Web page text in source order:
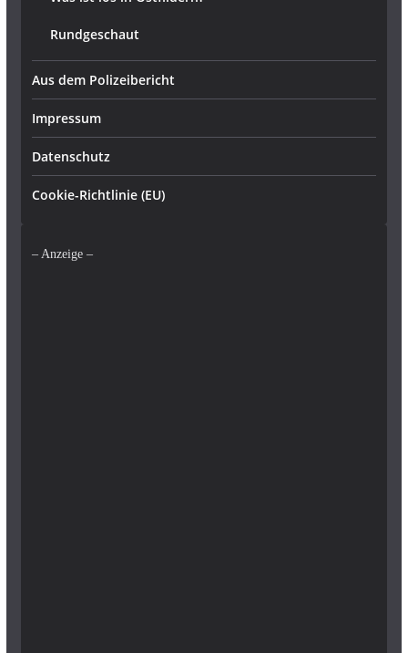
Rundgeschaut
Aus dem Polizeibericht
Impressum
Datenschutz
Cookie-Richtlinie (EU)
– Anzeige –